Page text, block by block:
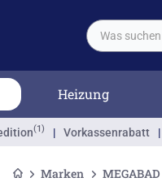
Heizung
(1) | Vorkassenrabatt |
Marken